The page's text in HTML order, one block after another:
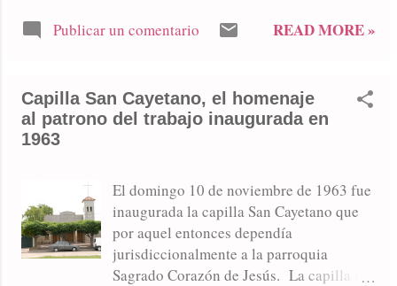
conmueven a la ciudad. También se
ocurrido en Lincoln. Se inaugura el
rectorado de la UNNOBA en el chalet de
enajenación del predio de la Terminal de
Omnibus. Parque Natural "Laguna de
Gómez", epicentro de miniturismo
regional en 2012.
Publicar un comentario READ MORE »
Capilla San Cayetano, el homenaje
al patrono del trabajo inaugurada en
1963
El domingo 10 de noviembre de 1963 fue
inaugurada la capilla San Cayetano que
por aquel entonces dependía
jurisdiccionalmente a la parroquia
Sagrado Corazón de Jesús. La capilla fue